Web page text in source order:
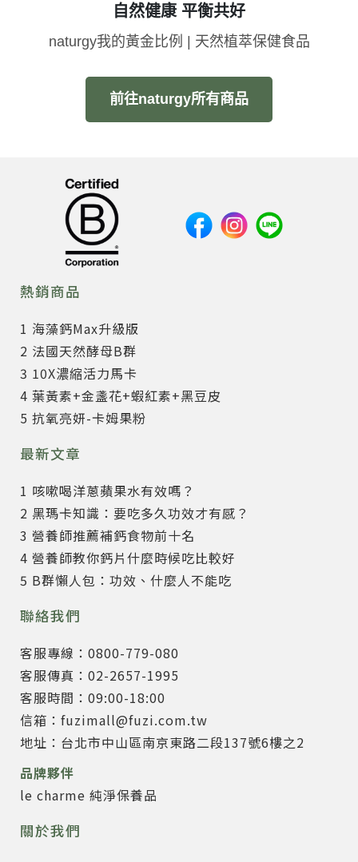
自然健康 平衡共好
naturgy我的黃金比例 | 天然植萃保健食品
前往naturgy所有商品
熱銷商品
1 海藻鈣Max升級版
2 法國天然酵母B群
3 10X濃縮活力馬卡
4 葉黃素+金盞花+蝦紅素+黑豆皮
5 抗氧亮妍-卡姆果粉
最新文章
1 咳嗽喝洋蔥蘋果水有效嗎？
2 黑瑪卡知識：要吃多久功效才有感？
3 營養師推薦補鈣食物前十名
4 營養師教你鈣片什麼時候吃比較好
5 B群懶人包：功效、什麼人不能吃
聯絡我們
客服專線：0800-779-080
客服傳真：02-2657-1995
客服時間：09:00-18:00
信箱：fuzimall@fuzi.com.tw
地址：台北市中山區南京東路二段137號6樓之2
品牌夥伴
le charme 純淨保養品
關於我們